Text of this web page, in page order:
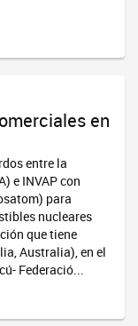
en
entre la
e INVAP con
para
nucleares
que tiene
Australia), en el
Federació...